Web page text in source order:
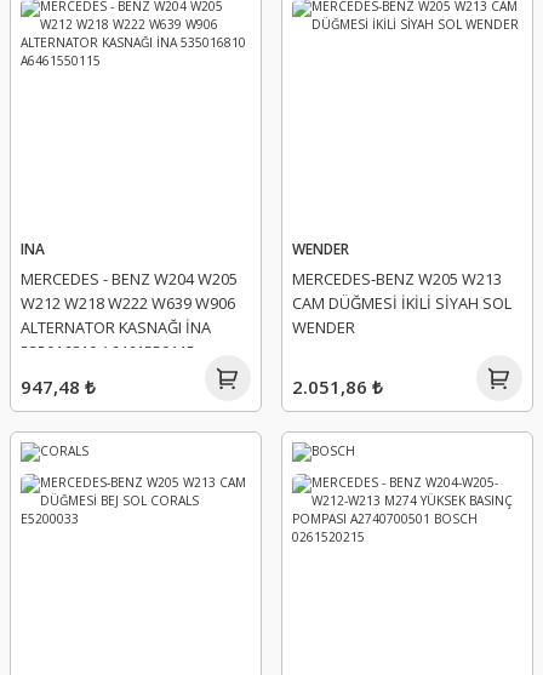
INA
MERCEDES - BENZ W204 W205
W212 W218 W222 W639 W906
ALTERNATOR KASNAĞI İNA
535016810 A6461550115
947,48 ₺
WENDER
MERCEDES-BENZ W205 W213
CAM DÜĞMESİ İKİLİ SİYAH SOL
WENDER
2.051,86 ₺